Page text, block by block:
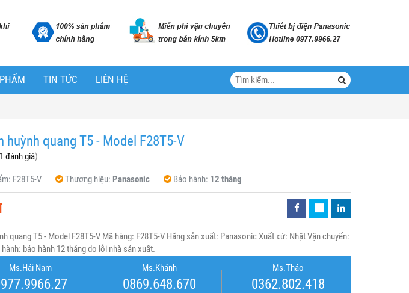
TIN TỨC LIÊN HỆ
huỳnh quang T5 - Model F28T5-V
1 đánh giá)
F28T5-V Thương hiệu: Panasonic Bảo hành: 12 tháng
quang T5 - Model F28T5-V Mã hàng: F28T5-V Hãng sản xuất: Panasonic Xuất xứ: Nhật Vận chuyển:
bảo hành 12 tháng do lỗi nhà sản xuất.
Ms.Hải Nam
Ms.Khánh
0869.648.670
Ms.Thảo
0362.802.418